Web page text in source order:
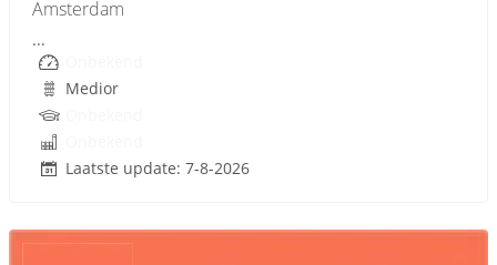
Amsterdam
...
Medior
Laatste update: 7-8-2026